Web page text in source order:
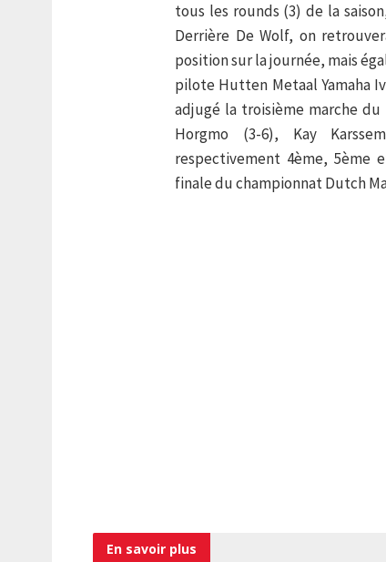
tous les rounds (3) de la
Derrière De Wolf, on
position sur la journée, mais
pilote Hutten Metaal Yamaha
adjugé la troisième marche du
Horgmo (3-6), Kay
respectivement 4ème, 5ème
finale du championnat Dutch
En savoir plus